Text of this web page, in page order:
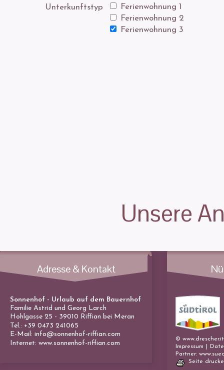
Unterkunftstyp
Ferienwohnung 1
Ferienwohnung 2
Ferienwohnung 3
Unsere
Adresse & Kontakt
Sonnenhof - Urlaub auf dem Bauernhof
Familie Astrid und Georg Larch
Hohlgasse 25 - 39010 Riffian bei Meran
Tel.: +39 0473 241065
E-Mail: info@sonnenhof-riffian.com
Internet: www.sonnenhof-riffian.com
©
Impressum
Partner:
Seite